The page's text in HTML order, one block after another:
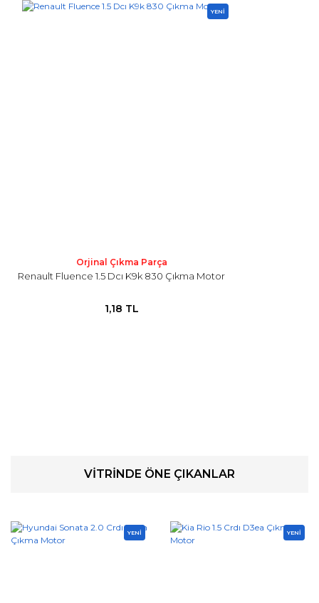
YENİ
Orjinal Çıkma Parça
Renault Fluence 1.5 Dcı K9k 830 Çıkma Motor
1,18 TL
VİTRİNDE ÖNE ÇIKANLAR
YENİ YENİ